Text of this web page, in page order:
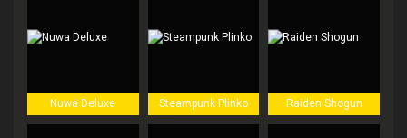
Nuwa Deluxe Steampunk Plinko Raiden Shogun